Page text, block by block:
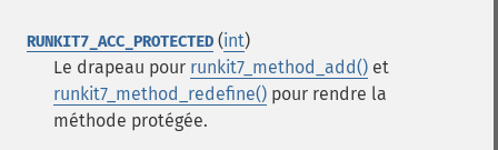
RUNKIT7_ACC_PROTECTED (int)
Le drapeau pour runkit7_method_add() et
runkit7_method_redefine() pour rendre la
méthode protégée.